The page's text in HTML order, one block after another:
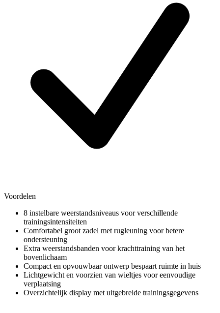
Voordelen
8 instelbare weerstandsniveaus voor verschillende
trainingsintensiteiten
Comfortabel groot zadel met rugleuning voor betere
ondersteuning
Extra weerstandsbanden voor krachttraining van het
bovenlichaam
Compact en opvouwbaar ontwerp bespaart ruimte in huis
Lichtgewicht en voorzien van wieltjes voor eenvoudige
verplaatsing
Overzichtelijk display met uitgebreide trainingsgegevens